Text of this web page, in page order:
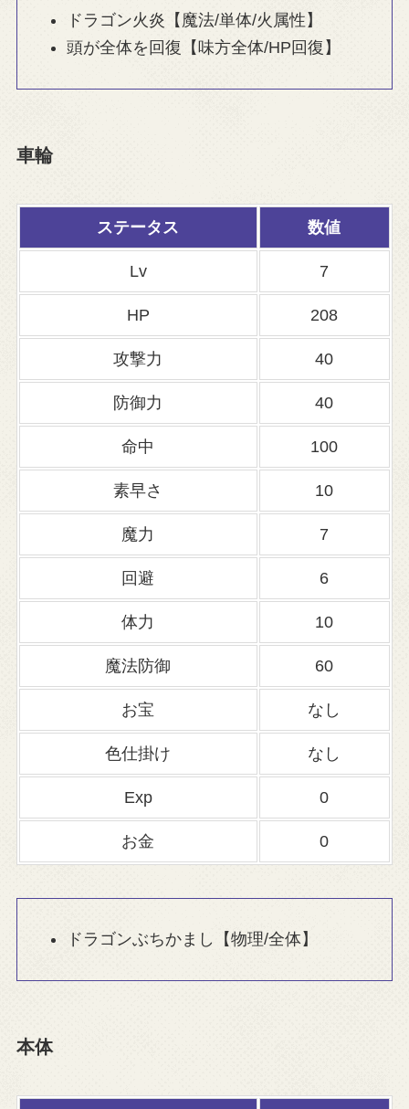
ドラゴン火炎【魔法/単体/火属性】
頭が全体を回復【味方全体/HP回復】
車輪
ステータス 数値
Lv 7
HP 208
攻撃力 40
防御力 40
命中 100
素早さ 10
魔力 7
回避 6
体力 10
魔法防御 60
お宝 なし
色仕掛け なし
Exp 0
お金 0
ドラゴンぶちかまし【物理/全体】
本体